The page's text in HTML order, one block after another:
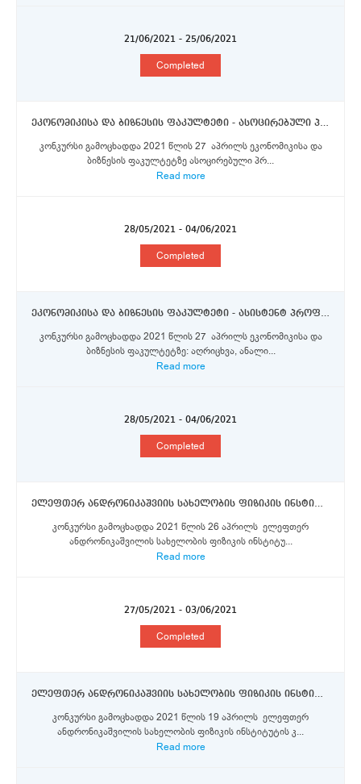
21/06/2021 - 25/06/2021
Completed
ეკონომიკისა და ბიზნესის ფაკულტეტი - ასოცირებული პროფესორი
კონკურსი გამოცხადდა 2021 წლის 27 აპრილს ეკონომიკისა და
ბიზნესის ფაკულტეტზე ასოცირებული პრ...
Read more
28/05/2021 - 04/06/2021
Completed
ეკონომიკისა და ბიზნესის ფაკულტეტი - ასისტენტ პროფესორი
კონკურსი გამოცხადდა 2021 წლის 27 აპრილს ეკონომიკისა და
ბიზნესის ფაკულტეტზე: აღრიცხვა, ანალი...
Read more
28/05/2021 - 04/06/2021
Completed
ელეფთერ ანდრონიკაშვიის სახელობის ფიზიკის ინსტიტუტი-უფროსი მეცნიერი თანამშრომელი
კონკურსი გამოცხადდა 2021 წლის 26 აპრილს ელეფთერ
ანდრონიკაშვილის სახელობის ფიზიკის ინსტიტუ...
Read more
27/05/2021 - 03/06/2021
Completed
ელეფთერ ანდრონიკაშვიის სახელობის ფიზიკის ინსტიტუტი-უფროსი მეცნიერი თანამშრომელი
კონკურსი გამოცხადდა 2021 წლის 19 აპრილს ელეფთერ
ანდრონიკაშვილის სახელობის ფიზიკის ინსტიტუტის კ...
Read more